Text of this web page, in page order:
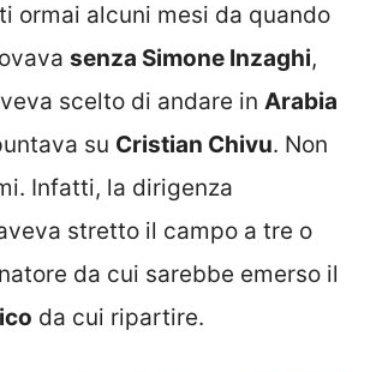
ormai alcuni mesi da quando
senza Simone Inzaghi,
scelto di andare in Arabia
su Cristian Chivu. Non
Infatti, la dirigenza
stretto il campo a tre o
da cui sarebbe emerso il
da cui ripartire.